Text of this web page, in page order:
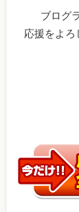
ブログ
応援をよろ